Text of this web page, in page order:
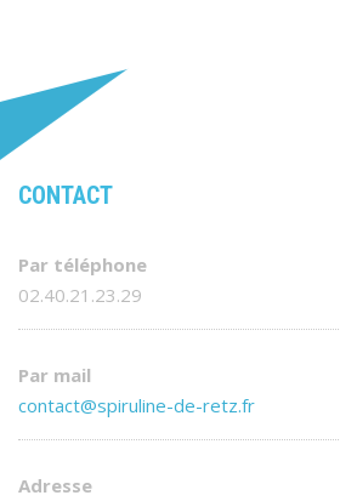
CONTACT
Par téléphone
02.40.21.23.29
Par mail
contact@spiruline-de-retz.fr
Adresse